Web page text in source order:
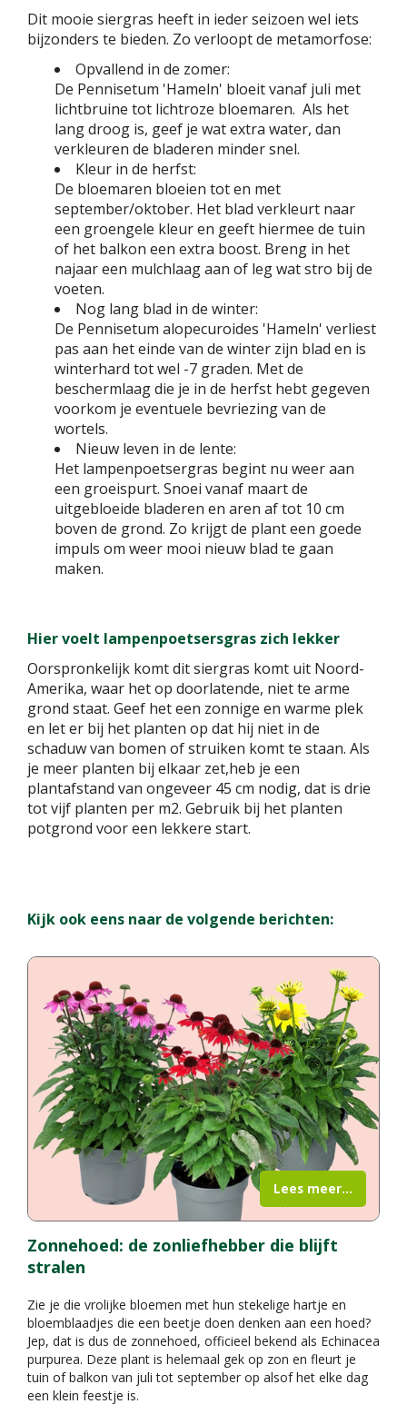
Dit mooie siergras heeft in ieder seizoen wel iets
bijzonders te bieden. Zo verloopt de metamorfose:
Opvallend in de zomer:
De Pennisetum 'Hameln' bloeit vanaf juli met
lichtbruine tot lichtroze bloemaren. Als het
lang droog is, geef je wat extra water, dan
verkleuren de bladeren minder snel.
Kleur in de herfst:
De bloemaren bloeien tot en met
september/oktober. Het blad verkleurt naar
een groengele kleur en geeft hiermee de tuin
of het balkon een extra boost. Breng in het
najaar een mulchlaag aan of leg wat stro bij de
voeten.
Nog lang blad in de winter:
De Pennisetum alopecuroides 'Hameln' verliest
pas aan het einde van de winter zijn blad en is
winterhard tot wel -7 graden. Met de
beschermlaag die je in de herfst hebt gegeven
voorkom je eventuele bevriezing van de
wortels.
Nieuw leven in de lente:
Het lampenpoetsergras begint nu weer aan
een groeispurt. Snoei vanaf maart de
uitgebloeide bladeren en aren af tot 10 cm
boven de grond. Zo krijgt de plant een goede
impuls om weer mooi nieuw blad te gaan
maken.
Hier voelt lampenpoetsersgras zich lekker
Oorspronkelijk komt dit siergras komt uit Noord-
Amerika, waar het op doorlatende, niet te arme
grond staat. Geef het een zonnige en warme plek
en let er bij het planten op dat hij niet in de
schaduw van bomen of struiken komt te staan. Als
je meer planten bij elkaar zet,heb je een
plantafstand van ongeveer 45 cm nodig, dat is drie
tot vijf planten per m2. Gebruik bij het planten
potgrond voor een lekkere start.
Kijk ook eens naar de volgende berichten:
Zonnehoed: de zonliefhebber die blijft
stralen
Zie je die vrolijke bloemen met hun stekelige hartje en
bloemblaadjes die een beetje doen denken aan een hoed?
Jep, dat is dus de zonnehoed, officieel bekend als Echinacea
purpurea. Deze plant is helemaal gek op zon en fleurt je
tuin of balkon van juli tot september op alsof het elke dag
een klein feestje is.
Lees meer...